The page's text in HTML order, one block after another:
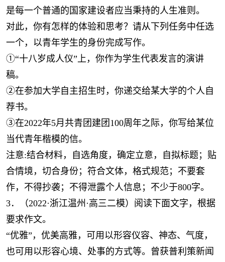
是每一个普通的国家建设者应当秉持的人生准则。
对此，你有怎样的体验和思考？请从下列任务中任选
一个，以青年学生的身份完成写作。
①“十八岁成人仪”上，你作为学生代表发言的演讲
稿。
②在参加大学自主招生时，你递交给某大学的个人自
荐书。
③在2022年5月共青团建团100周年之际，你写给某位
当代青年楷模的信。
注意:结合材料，自选角度，确定立意，自拟标题；贴
合情境，切合身份；符合文体，格式规范；不要套
作，不得抄袭；不得泄露个人信息；不少于800字。
3．（2022·浙江温州·高三二模）阅读下面文字，根据
要求作文。
“优雅”，优美高雅，可用以形容仪容、神态、气度，
也可用以形容心境、处事的方式等。曾获普利策新闻